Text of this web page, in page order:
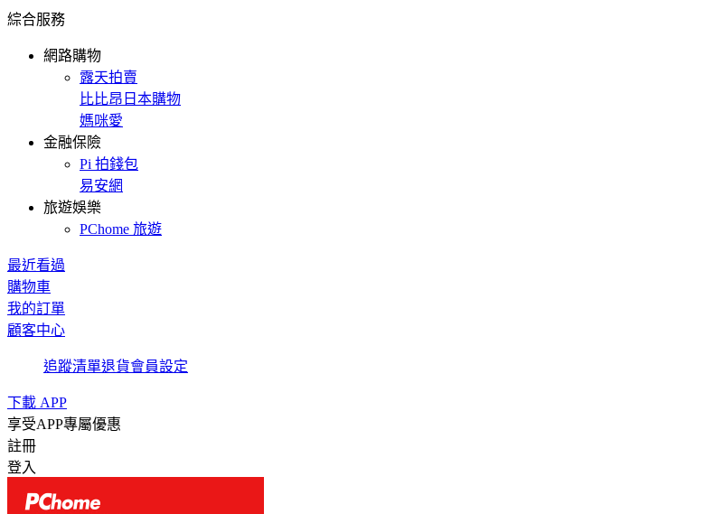
綜合服務
網路購物
露天拍賣
比比昂日本購物
媽咪愛
金融保險
Pi 拍錢包
易安網
旅遊娛樂
PChome 旅遊
最近看過
購物車
我的訂單
顧客中心
追蹤清單退貨會員設定
下載 APP
享受APP專屬優惠
註冊
登入